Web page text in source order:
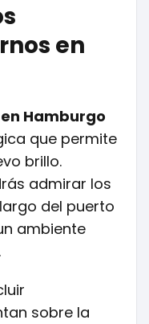
en
Hamburgo
que permite
brillo.
admirar los
del puerto
ambiente
sobre la